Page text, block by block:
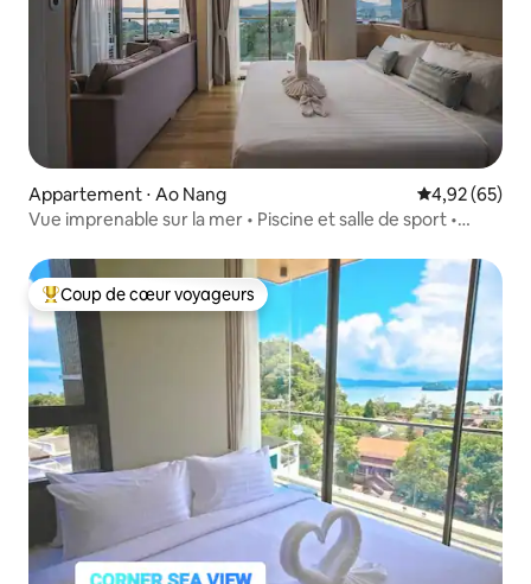
Appartement ⋅ Ao Nang Évaluation
4,92 (65)
Vue imprenable sur la mer • Piscine et salle de sport •
Coups de cœur voyageurs les plus appréciés
Coup de cœur voyageurs